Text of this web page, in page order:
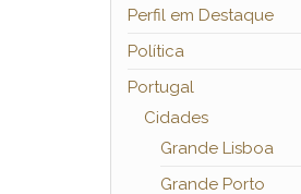
Perfil em Destaque
Política
Portugal
Cidades
Grande Lisboa
Grande Porto